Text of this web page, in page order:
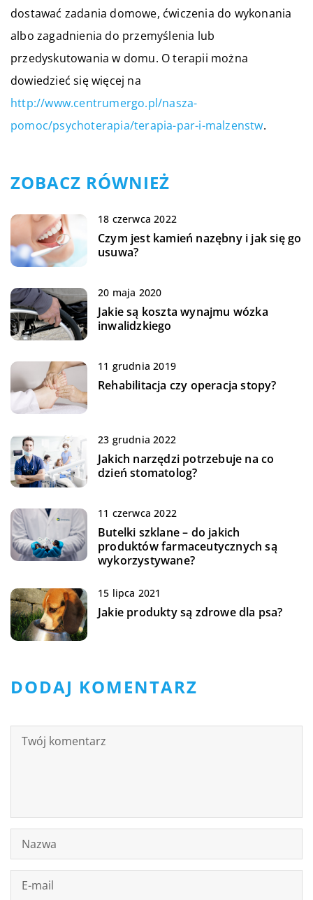
dostawać zadania domowe, ćwiczenia do wykonania
albo zagadnienia do przemyślenia lub
przedyskutowania w domu. O terapii można
dowiedzieć się więcej na
http://www.centrumergo.pl/nasza-
pomoc/psychoterapia/terapia-par-i-malzenstw.
ZOBACZ RÓWNIEŻ
18 czerwca 2022
Czym jest kamień nazębny i jak się go
usuwa?
20 maja 2020
Jakie są koszta wynajmu wózka
inwalidzkiego
11 grudnia 2019
Rehabilitacja czy operacja stopy?
23 grudnia 2022
Jakich narzędzi potrzebuje na co
dzień stomatolog?
11 czerwca 2022
Butelki szklane – do jakich
produktów farmaceutycznych są
wykorzystywane?
15 lipca 2021
Jakie produkty są zdrowe dla psa?
DODAJ KOMENTARZ